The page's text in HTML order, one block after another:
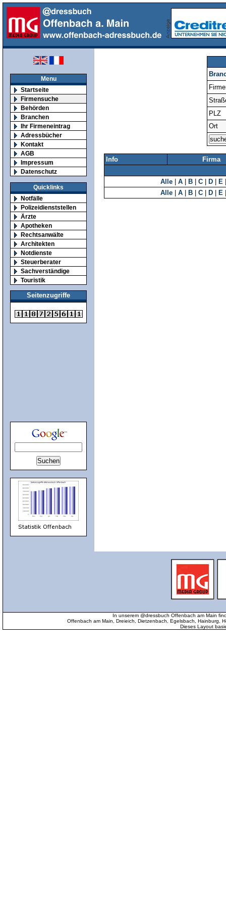
Menu
Startseite
Firmensuche
Behörden
Branchen
Ihr Firmeneintrag
Adressbücher
Kontakt
AGB
Impressum
Datenschutz
Quicklinks
Notfälle
Polizeidienststellen
Ärzte
Apotheken
Rechtsanwälte
Architekten
Notdienste
Steuerberater
Sachverständige
Touristik
Seitenzugriffe
PLZ
Ort
Info Firma
Alle A B C D E
Alle
A B C D E
In unserem @dressbuch Offenbach am Main
Offenbach am Main, Dreieich, Dietzenbach, Egelsbach, Hainburg,
Dieses Layout